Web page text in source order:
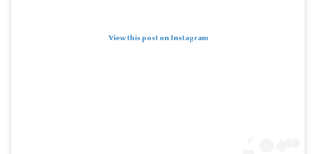
View this post on Instagram